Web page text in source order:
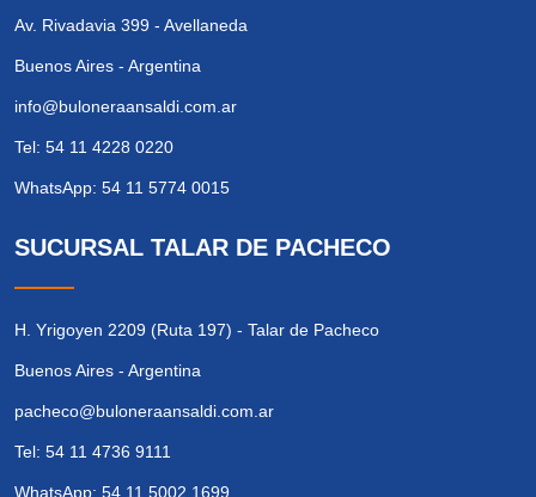
Av. Rivadavia 399 - Avellaneda
Buenos Aires - Argentina
info@buloneraansaldi.com.ar
Tel: 54 11 4228 0220
WhatsApp: 54 11 5774 0015
SUCURSAL TALAR DE PACHECO
H. Yrigoyen 2209 (Ruta 197) - Talar de Pacheco
Buenos Aires - Argentina
pacheco@buloneraansaldi.com.ar
Tel: 54 11 4736 9111
WhatsApp: 54 11 5002 1699